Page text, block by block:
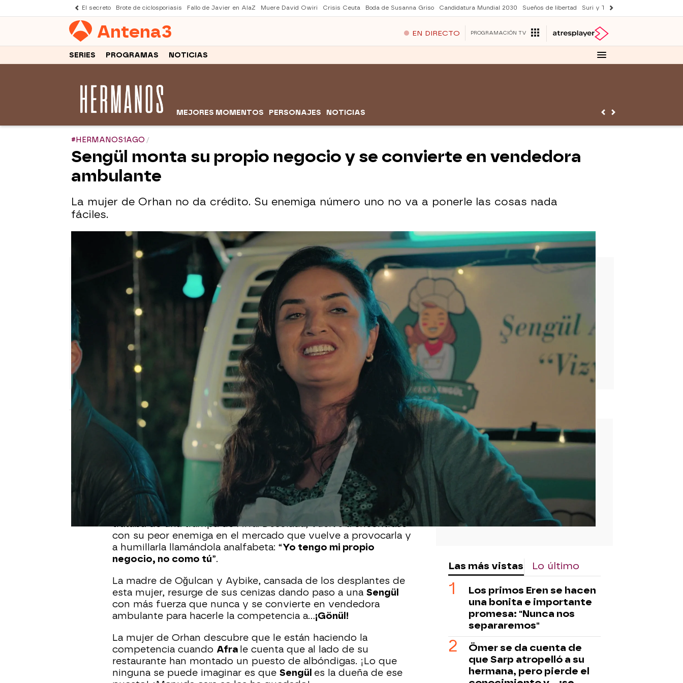
El secreto Brote de ciclosporiasis Fallo de Javier en AlaZ Muere David Owiri Crisis Ceuta Boda de Susanna Griso Candidatura Mundial 2030 Sueños de libertad Suri y Tom Cruise
Antena3 EN DIRECTO PROGRAMACIÓN TV
SERIES PROGRAMAS NOTICIAS
MEJORES MOMENTOS PERSONAJES NOTICIAS
#HERMANOS1AGO
Sengül monta su propio negocio y se convierte en vendedora
ambulante
La mujer de Orhan no da crédito. Su enemiga número uno no va a ponerle las cosas nada
fáciles.
Gönül humilla a Sengül y la llama analfabeta: “Orhan no va a ir en busca de una doña nadie como tú”
Patri Bea | Julia Zapata López
Publicado: 02 de agosto de 2023, 00:18 WhatsappFacebook
X Flipboard
Sengül creía que Orhan iba a volver con ella después de que
Gönülle pidiese el divorcio
al que fuese su marido, pero nada
más lejos de la realidad.
Gönül
así se lo hizo creer a la tía de los Eren, pero todo se
trataba de una trampa de Afra. Desolada, vuelve a encontrase
con su peor enemiga en el mercado que vuelve a provocarla y
a humillarla llamándola analfabeta: “Yo tengo mi propio
negocio, no como tú”.
La madre de Oğulcan y Aybike, cansada de los desplantes de
esta mujer, resurge de sus cenizas dando paso a una Sengül
con más fuerza que nunca y se convierte en vendedora
ambulante para hacerle la competencia a…¡Gönül!
La mujer de Orhan descubre que le están haciendo la
competencia cuando Afra le cuenta que al lado de su
restaurante han montado un puesto de albóndigas. ¡Lo que
ninguna se puede imaginar es que Sengül es la dueña de ese
Las más vistas Lo último
Los primos Eren se hacen
una bonita e importante
promesa: "Nunca nos
separaremos"
Ömer se da cuenta de
que Sarp atropelló a su
hermana, pero pierde el